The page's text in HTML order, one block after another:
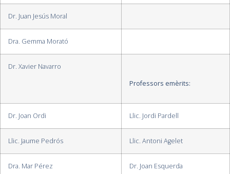
Dr. Juan Jesús Moral
Dra. Gemma Morató
Dr. Xavier Navarro
Professors emèrits:
Dr. Joan Ordi Llic. Jordi Pardell
Llic. Jaume Pedrós Llic. Antoni Agelet
Dra. Mar Pérez Dr. Joan Esquerda